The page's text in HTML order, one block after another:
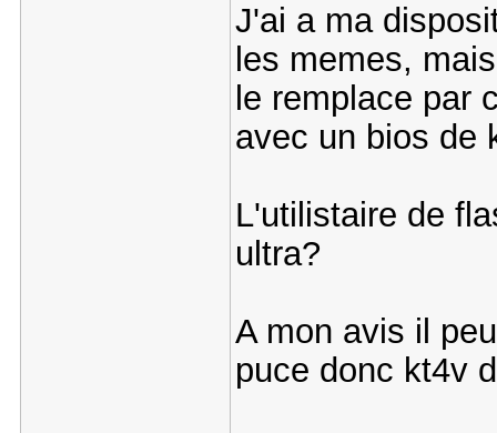
J'ai a ma
les memes,
le remplace par
avec un bios de
L'utilistaire de
ultra?
A mon avis il
puce donc kt4v